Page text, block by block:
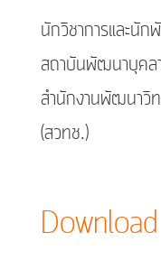
นักวิชาการและนั
สถาบันพัฒนาบุคล
สำนักงานพัฒนาวิท
(สวทช.)
Download